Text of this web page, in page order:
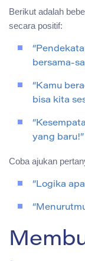
Berikut adalah
secara positif:
bersama-
“Kamu
bisa kita
yang baru!”
Coba ajukan
“Logika